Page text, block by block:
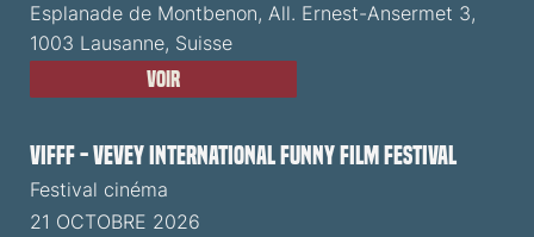
Esplanade de Montbenon, All. Ernest-Ansermet 3,
1003 Lausanne, Suisse
Voir
VIFFF - Vevey International Funny Film Festival
Festival cinéma
21 OCTOBRE 2026